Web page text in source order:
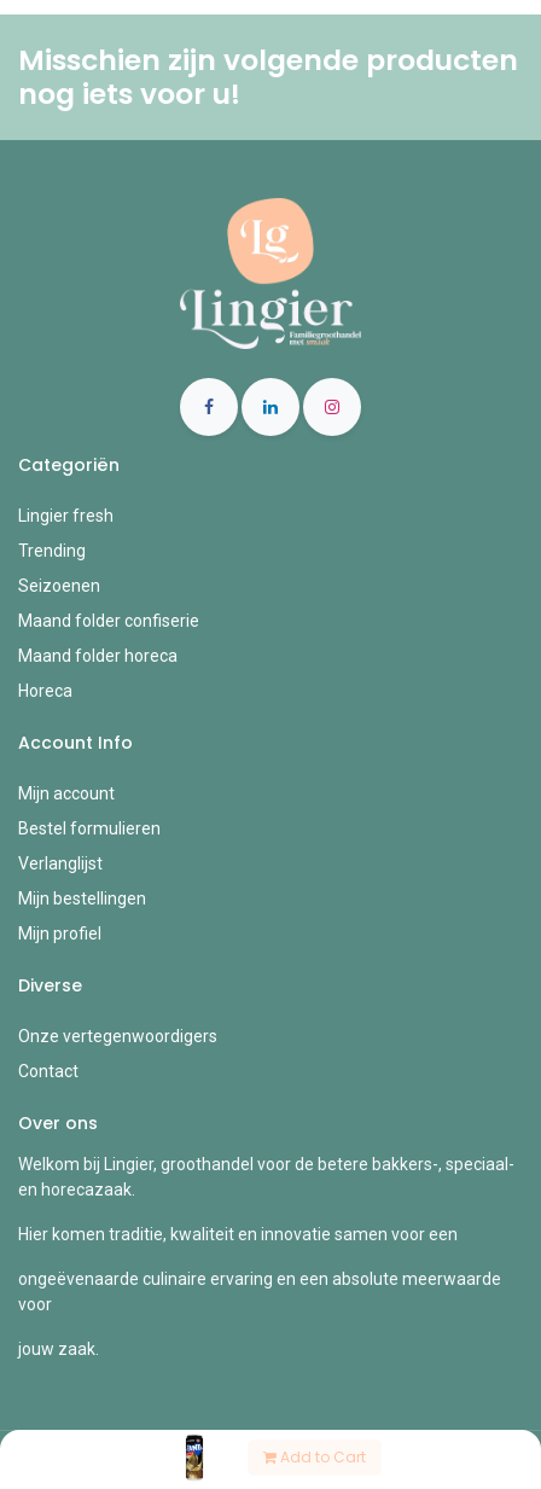
Add to Cart
Misschien zijn volgende producten
nog iets voor u! ​
Categoriën
Lingier fresh
Trending
Seizoenen
Maand folder confiserie
Maand folder horeca
Horeca
Account Info
Mijn account
Bestel formulieren
Verlanglijst
Mijn bestellingen
Mijn profiel
Diverse
Onze vertegenwoordigers
Contact
Over ons
Welkom bij Lingier, groothandel voor de betere bakkers-, speciaal-
en horecazaak.
Hier komen traditie, kwaliteit en innovatie samen voor een
ongeëvenaarde culinaire ervaring en een absolute meerwaarde
voor
jouw zaak.
Copyright © Lingier